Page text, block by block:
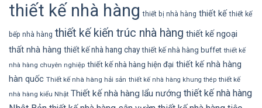
thiết kế nhà hàng thiết bị nhà hàng thiết kế thiết kế
bếp nhà hàng thiết kế kiến trúc nhà hàng thiết kế ngoại
thất nhà hàng thiết kế nhà hang chay thiết kế nhà hàng buffet thiết kế
nhà hàng chuyên nghiệp thiết kế nhà hàng hiện đại thiết kế nhà hàng
hàn quốc Thiết kế nhà hàng hải sản thiết kế nhà hàng khung thép thiết kế
nhà hàng kiểu Nhật Thiết kế nhà hàng lẩu nướng thiết kế nhà hàng